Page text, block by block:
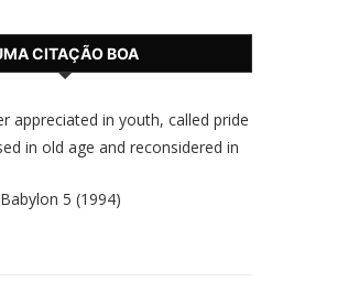
CITAÇÃO BOA
appreciated in youth, called pride
in old age and reconsidered in
Babylon 5 (1994)